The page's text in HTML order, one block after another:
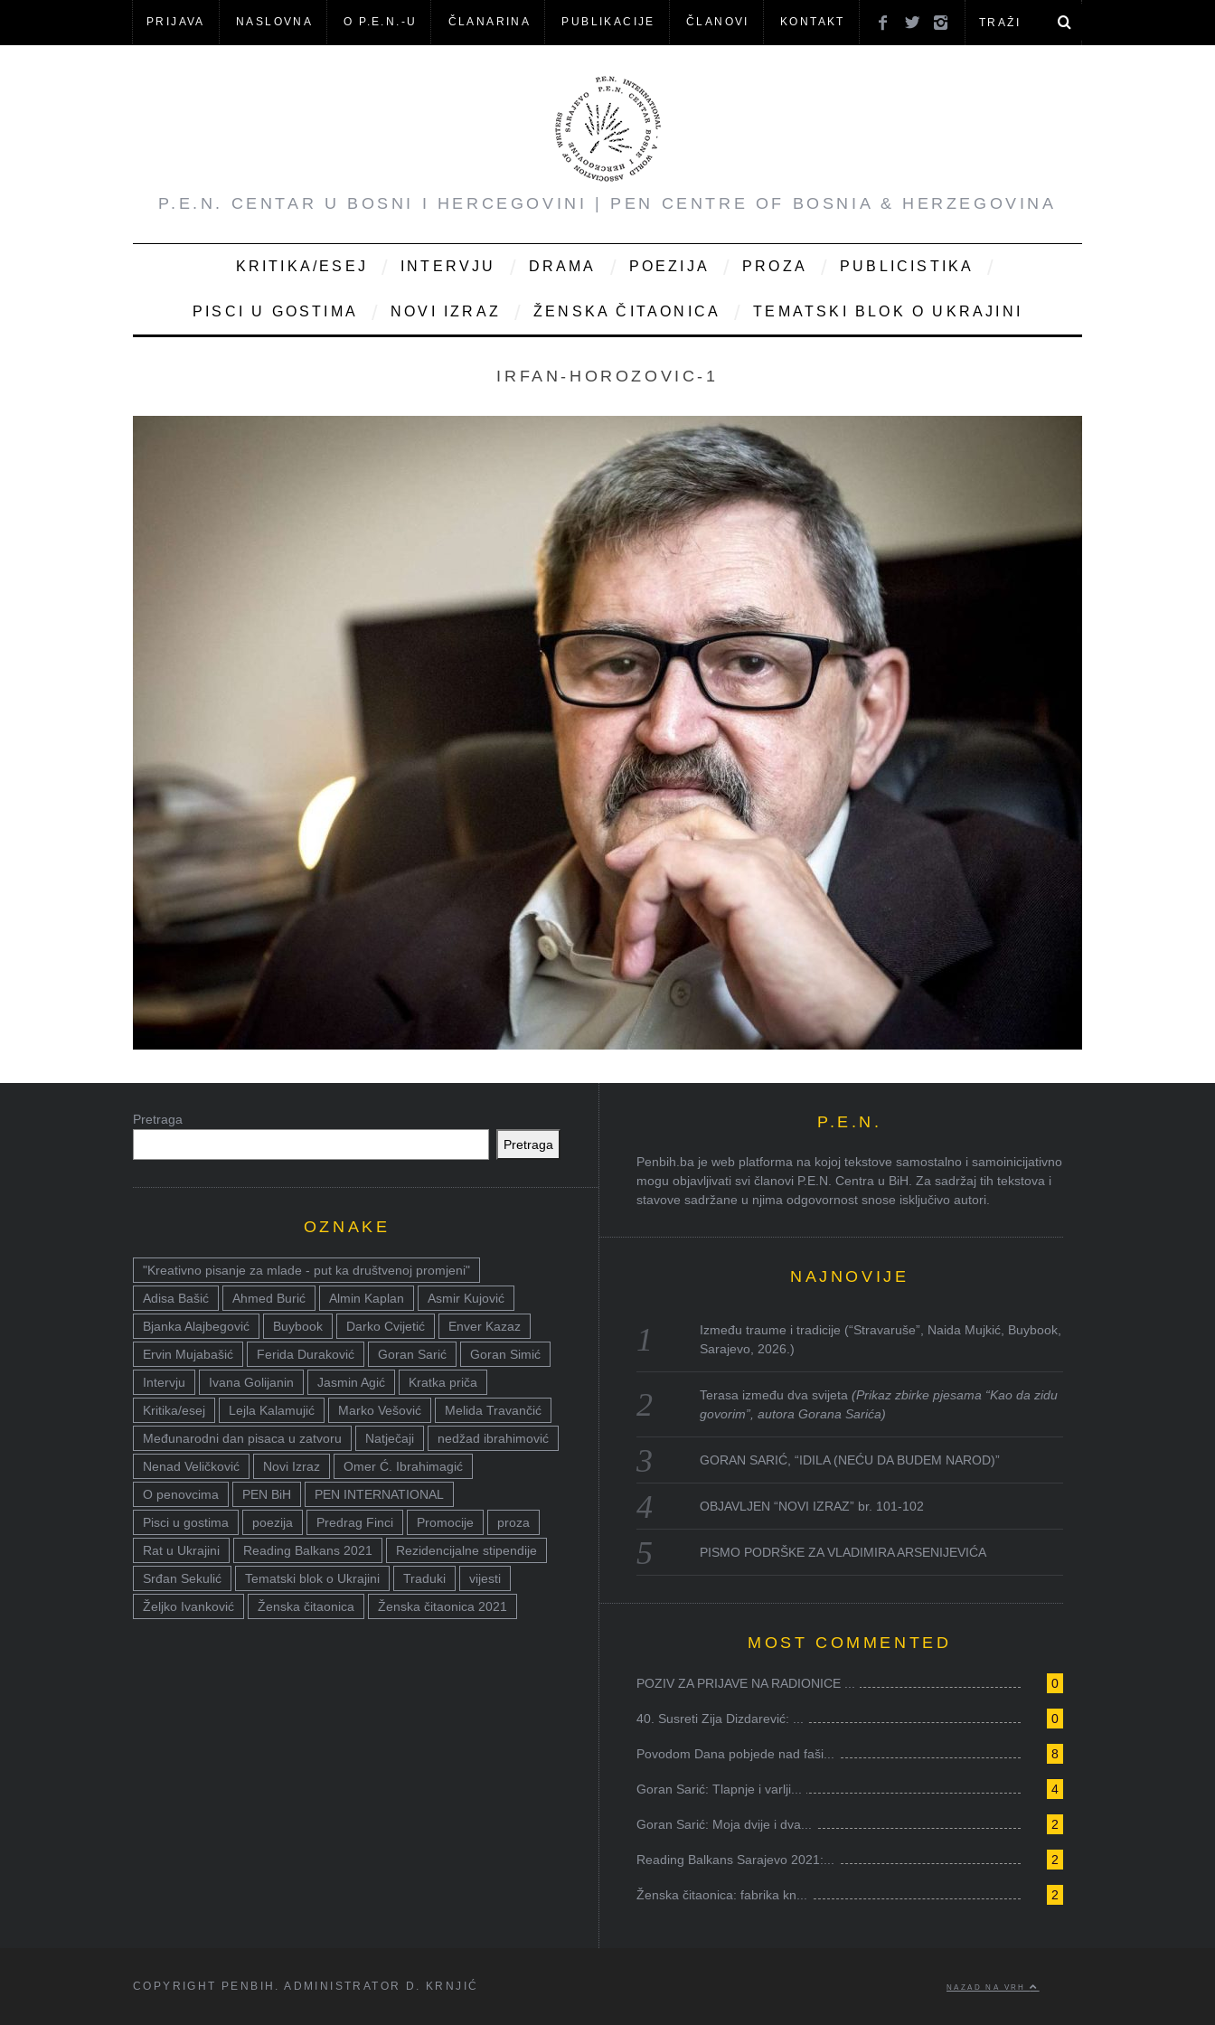
PRIJAVA NASLOVNA O P.E.N.-U ČLANARINA PUBLIKACIJE ČLANOVI KONTAKT
P.E.N. CENTAR U BOSNI I HERCEGOVINI | PEN CENTRE OF BOSNIA & HERZEGOVINA
KRITIKA/ESEJ INTERVJU DRAMA POEZIJA PROZA PUBLICISTIKA
PISCI U GOSTIMA NOVI IZRAZ ŽENSKA ČITAONICA TEMATSKI BLOK O UKRAJINI
IRFAN-HOROZOVIC-1
Pretraga
Pretraga
OZNAKE
"Kreativno pisanje za mlade - put ka društvenoj promjeni"
Adisa Bašić
Ahmed Burić Almin Kaplan
Asmir Kujović
Bjanka Alajbegović
Buybook Darko Cvijetić
Enver Kazaz
Ervin Mujabašić
Ferida Duraković Goran Sarić
Goran Simić
Intervju
Ivana Golijanin Jasmin Agić
Kratka priča
Kritika/esej
Lejla Kalamujić Marko Vešović
Melida Travančić
Međunarodni dan pisaca u zatvoru
Natječaji
nedžad ibrahimović
Nenad Veličković
Novi Izraz
Omer Ć. Ibrahimagić
O penovcima
PEN BiH
PEN INTERNATIONAL
Pisci u gostima
poezija Predrag Finci Promocije
proza
Rat u Ukrajini
Reading Balkans 2021
Rezidencijalne stipendije
Srđan Sekulić
Tematski blok o Ukrajini Traduki
vijesti
Željko Ivanković
Ženska čitaonica Ženska čitaonica 2021
P.E.N.
Penbih.ba je web platforma na kojoj tekstove samostalno i samoinicijativno
mogu objavljivati svi članovi P.E.N. Centra u BiH. Za sadržaj tih tekstova i
stavove sadržane u njima odgovornost snose isključivo autori.
NAJNOVIJE
Između traume i tradicije (“Stravaruše”, Naida Mujkić, Buybook,
Sarajevo, 2026.)
Terasa između dva svijeta(Prikaz zbirke pjesama “Kao da zidu
govorim”, autora Gorana Sarića)
GORAN SARIĆ, “IDILA (NEĆU DA BUDEM NAROD)”
OBJAVLJEN “NOVI IZRAZ” br. 101-102
PISMO PODRŠKE ZA VLADIMIRA ARSENIJEVIĆA
MOST COMMENTED
0
POZIV ZA PRIJAVE NA RADIONICE ...
0
40. Susreti Zija Dizdarević: ...
8
Povodom Dana pobjede nad faši...
4
Goran Sarić: Tlapnje i varlji...
2
Goran Sarić: Moja dvije i dva...
2
Reading Balkans Sarajevo 2021:...
2
Ženska čitaonica: fabrika kn...
COPYRIGHT PENBIH. ADMINISTRATOR D. KRNJIĆ NAZAD NA VRH